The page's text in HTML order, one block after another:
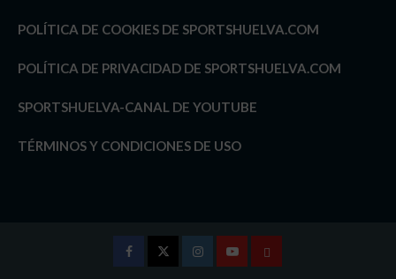
POLÍTICA DE COOKIES DE SPORTSHUELVA.COM
POLÍTICA DE PRIVACIDAD DE SPORTSHUELVA.COM
SPORTSHUELVA-CANAL DE YOUTUBE
TÉRMINOS Y CONDICIONES DE USO
InstagramYoutubeTÉRMINOS